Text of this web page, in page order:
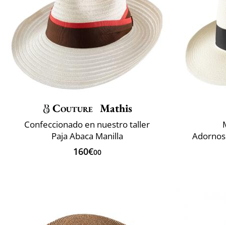
Couture Mathis
Confeccionado en nuestro taller
Paja Abaca Manilla
160€00